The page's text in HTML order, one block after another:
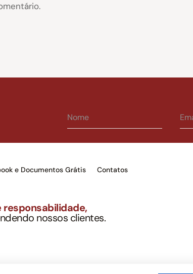
e Documentos Grátis Contatos
nossos clientes.